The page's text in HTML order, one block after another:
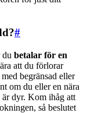
#
du betalar för en
att du förlorar
begränsad eller
om du eller en nära
är dyr. Kom ihåg att
så beslutet